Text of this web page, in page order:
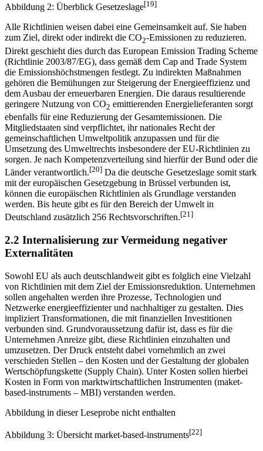
Abbildung in dieser Leseprobe nicht enthalten
Abbildung 2: Überblick Gesetzeslage[19]
Alle Richtlinien weisen dabei eine Gemeinsamkeit auf. Sie haben
zum Ziel, direkt oder indirekt die CO 2-Emissionen zu reduzieren.
Direkt geschieht dies durch das European Emission Trading Scheme
(Richtlinie 2003/87/EG), dass gemäß dem Cap and Trade System
die Emissionshöchstmengen festlegt. Zu indirekten Maßnahmen
gehören die Bemühungen zur Steigerung der Energieeffizienz und
dem Ausbau der erneuerbaren Energien. Die daraus resultierende
geringere Nutzung von CO2emittierenden Energielieferanten sorgt
ebenfalls für eine Reduzierung der Gesamtemissionen. Die
Mitgliedstaaten sind verpflichtet, ihr nationales Recht der
gemeinschaftlichen Umweltpolitik anzupassen und für die
Umsetzung des Umweltrechts insbesondere der EU-Richtlinien zu
sorgen. Je nach Kompetenzverteilung sind hierfür der Bund oder die
Länder verantwortlich.[20]Da die deutsche Gesetzeslage somit stark
mit der europäischen Gesetzgebung in Brüssel verbunden ist,
können die europäischen Richtlinien als Grundlage verstanden
Deutschland zusätzlich 256 Rechtsvorschriften.
Externalitäten
Sowohl EU als auch deutschlandweit gibt es folglich eine Vielzahl
von Richtlinien mit dem Ziel der Emissionsreduktion. Unternehmen
sollen angehalten werden ihre Prozesse, Technologien und
Netzwerke energieeffizienter und nachhaltiger zu gestalten. Dies
impliziert Transformationen, die mit finanziellen Investitionen
verbunden sind. Grundvoraussetzung dafür ist, dass es für die
Unternehmen Anreize gibt, diese Richtlinien einzuhalten und
umzusetzen. Der Druck entsteht dabei vornehmlich an zwei
verschieden Stellen – den Kosten und der Gestaltung der globalen
Wertschöpfungskette (Supply Chain). Unter Kosten sollen hierbei
based-instruments – MBI) verstanden werden.
Abbildung in dieser Leseprobe nicht enthalten